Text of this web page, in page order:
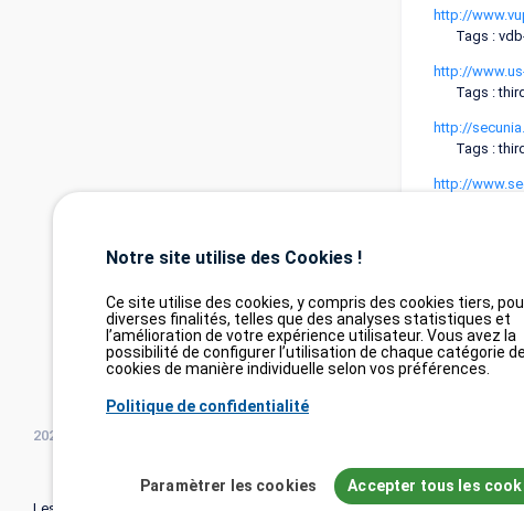
http://
Tags :
http://
Tags :
http://
Tags :
http://
Tags :
http://
Tags :
2026©
Notre site utilise des Cookies !
Ce site utilise des cookies, y compris des cookies tiers,
diverses finalités, telles que des analyses statistiques et
l’amélioration de votre expérience utilisateur. Vous avez la
possibilité de configurer l’utilisation de chaque catégorie de
cookies de manière individuelle selon vos préférences.
Politique de confidentialité
Paramètrer les cookies Accepter tous les